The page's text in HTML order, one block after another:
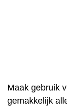
Maak gebruik
gemakkelijk